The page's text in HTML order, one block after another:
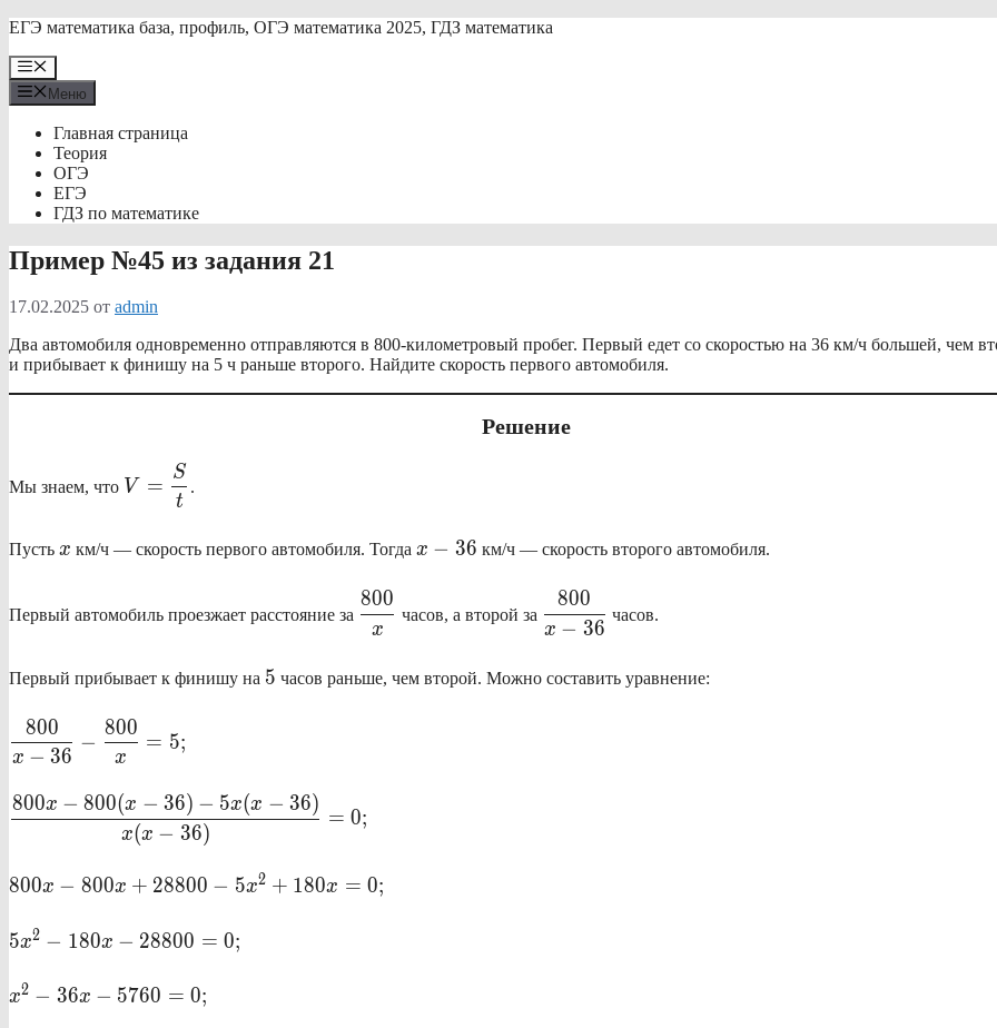
Перейти
содержимому
ЕГЭ математика база, профиль, ОГЭ математика 2025, ГДЗ математика
Меню
Меню
Главная страница
Теория
ОГЭ
ЕГЭ
ГДЗ по математике
Пример №45 из задания 21
17.02.2025 от admin
Два автомобиля одновременно отправляются в 800-километровый пробег. Первый едет со скоростью на 36 км/ч большей, чем
и прибывает к финишу на 5 ч раньше второго. Найдите скорость первого автомобиля.
Решение
Мы знаем, что
\displaystyle
V=\frac{S}
V =
t
S
.
Пусть x
x км/ч — скорость первого автомобиля. Тогда x-
x − 36 км/ч — скорость второго автомобиля.
Первый автомобиль проезжает расстояние за
\displaystyle
\frac{800}
x
800
часов, а второй за
\displaystyle
\frac{800}
x − 36
800
часов.
Первый прибывает к финишу на 5
5 часов раньше, чем второй. Можно составить уравнение:
\displaystyle
\frac{800}
\frac{800}
x − 36
800
−
x
800
= 5;
\displaystyle
\frac{800x-
36)-5x(x-
36)}=0;
x(x − 36)
800x − 800(x − 36) − 5x(x − 36)
= 0;
800x-
5x^2+180x=0;
800x − 800x + 28800 − 5x2 + 180x = 0;
5x^2-
28800=0;
5x2 − 180x − 28800 = 0;
x^2-
x2 − 36x − 5760 = 0;